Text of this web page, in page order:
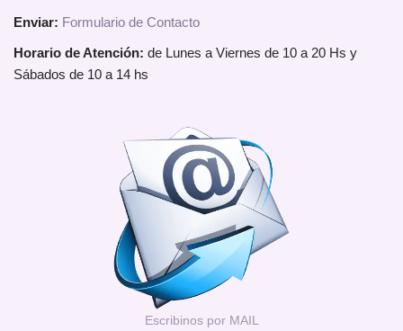
Enviar: Formulario de Contacto
Horario de Atención: de Lunes a Viernes de 10 a 20 Hs y
Sábados de 10 a 14 hs
Escribinos por MAIL